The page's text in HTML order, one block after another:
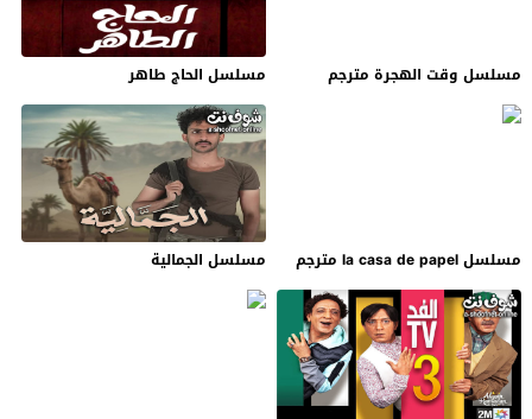
مسلسل وقت الهجرة مترجم مسلسل الحاج طاهر
مسلسل la casa de papel مترجم مسلسل الجمالية